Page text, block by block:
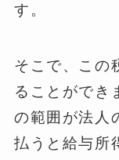
す。
そこで、この
ることができ
の範囲が法人
払うと給与所